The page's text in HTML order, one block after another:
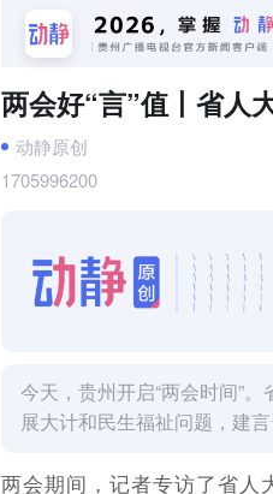
两会好“言”值丨省人
动静原创
1705996200
今天，贵州开启“两会时间”
展大计和民生福祉问题，建
两会期间，记者专访了省人